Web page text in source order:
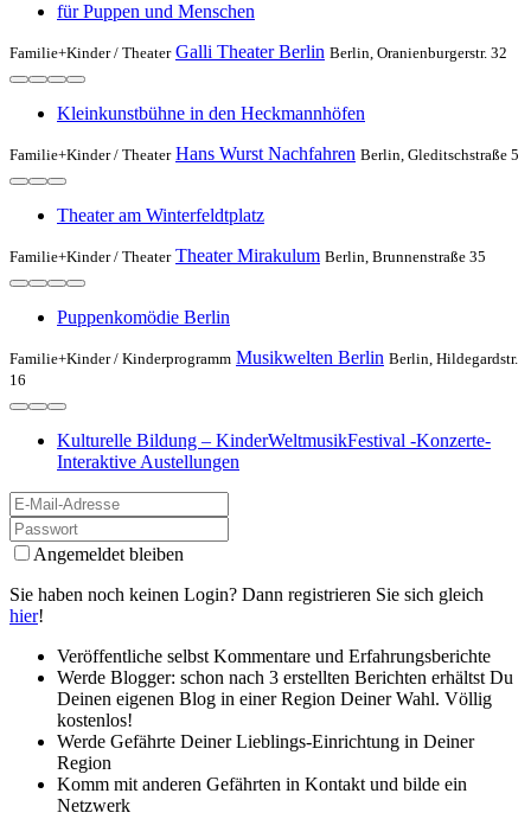
für Puppen und Menschen
Familie+Kinder / Theater Galli Theater Berlin Berlin, Oranienburgerstr. 32
Kleinkunstbühne in den Heckmannhöfen
Familie+Kinder / Theater Hans Wurst Nachfahren Berlin, Gleditschstraße 5
Theater am Winterfeldtplatz
Familie+Kinder / Theater Theater Mirakulum Berlin, Brunnenstraße 35
Puppenkomödie Berlin
Familie+Kinder / Kinderprogramm Musikwelten Berlin Berlin, Hildegardstr.
16
Kulturelle Bildung – KinderWeltmusikFestival -Konzerte-
Interaktive Austellungen
Angemeldet bleiben
Sie haben noch keinen Login? Dann registrieren Sie sich gleich
hier!
Veröffentliche selbst Kommentare und Erfahrungsberichte
Werde Blogger: schon nach 3 erstellten Berichten erhältst Du
Deinen eigenen Blog in einer Region Deiner Wahl. Völlig
kostenlos!
Werde Gefährte Deiner Lieblings-Einrichtung in Deiner
Region
Komm mit anderen Gefährten in Kontakt und bilde ein
Netzwerk